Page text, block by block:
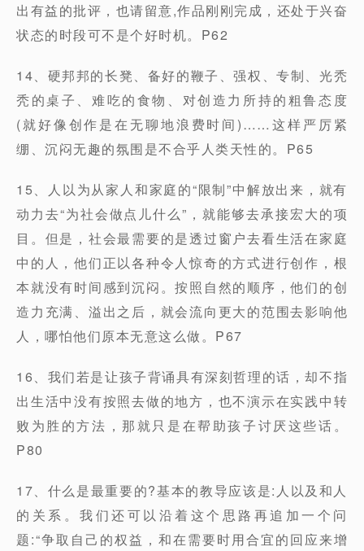
出有益的批评，也请留意,作品刚刚完成，还处于兴奋
状态的时段可不是个好时机。P62
14、硬邦邦的长凳、备好的鞭子、强权、专制、光秃
秃的桌子、难吃的食物、对创造力所持的粗鲁态度
(就好像创作是在无聊地浪费时间)……这样严厉紧
绷、沉闷无趣的氛围是不合乎人类天性的。P65
15、人以为从家人和家庭的“限制”中解放出来，就有
动力去“为社会做点儿什么”，就能够去承接宏大的项
目。但是，社会最需要的是透过窗户去看生活在家庭
中的人，他们正以各种令人惊奇的方式进行创作，根
本就没有时间感到沉闷。按照自然的顺序，他们的创
造力充满、溢出之后，就会流向更大的范围去影响他
人，哪怕他们原本无意这么做。P67
16、我们若是让孩子背诵具有深刻哲理的话，却不指
出生活中没有按照去做的地方，也不演示在实践中转
败为胜的方法，那就只是在帮助孩子讨厌这些话。
P80
17、什么是最重要的?基本的教导应该是:人以及和人
的关系。我们还可以沿着这个思路再追加一个问
题:“争取自己的权益，和在需要时用合宜的回应来增